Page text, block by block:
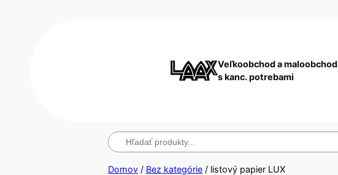
Veľkoobchod a maloobchod
s kanc. potrebami
Hľadanie
Domov / Bez kategórie / listový papier LUX